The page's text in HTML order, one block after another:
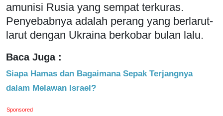
amunisi Rusia yang sempat terkuras.
Penyebabnya adalah perang yang berlarut-
larut dengan Ukraina berkobar bulan lalu.
Baca Juga :
Siapa Hamas dan Bagaimana Sepak Terjangnya
dalam Melawan Israel?
Sponsored